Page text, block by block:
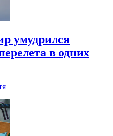
умудрился
в одних